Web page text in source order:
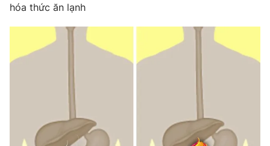
Video
VTV Money VTV Thể thao
Thị trường 24h Tấm lòng Việt
hóa thức ăn lạnh